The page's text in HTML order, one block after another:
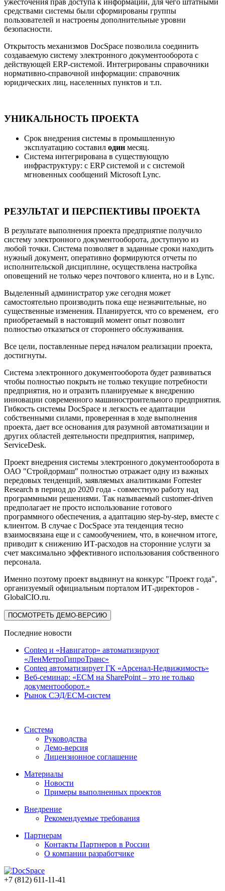
средствами системы были сформированы группы
пользователей и настроены дополнительные уровни
безопасности.
Открытость механизмов DocSpace позволила соединить
создаваемую систему электронного документооборота с
действующей ERP-системой. Интегрированы справочники
нормативно-справочной информации: справочник
юридических лиц, населенных пунктов и т.п.
УНИКАЛЬНОСТЬ ПРОЕКТА
Срок внедрения системы в промышленную
эксплуатацию составил один месяц.
Система интегрирована в существующую
инфраструктуру: с ERP системой и с системой
мгновенных сообщений Microsoft Lync.
РЕЗУЛЬТАТ И ПЕРСПЕКТИВЫ ПРОЕКТА
В результате выполнения проекта предприятие получило
систему электронного документооборота, доступную из
любой точки. Система позволяет в заданные сроки находить
нужный документ, оперативно формируются отчеты по
исполнительской дисциплине, осуществлена настройка
оповещений не только через почтового клиента, но и в Lync.
Выделенный администратор уже сегодня может
самостоятельно производить пока еще незначительные, но
существенные изменения. Планируется, что со временем, его
приобретаемый в настоящий момент опыт позволит
полностью отказаться от стороннего обслуживания.
Все цели, поставленные перед началом реализации проекта,
достигнуты.
Система электронного документооборота будет развиваться
чтобы полностью покрыть не только текущие потребности
предприятия, но и отразить планируемые к внедрению
инновации современного машиностроительного предприятия.
Гибкость системы DocSpace и легкость ее адаптации
собственными силами, проверенная в ходе выполнения
проекта, дает все основания для разумной автоматизации и
других областей деятельности предприятия, например,
ServiceDesk.
Проект внедрения системы электронного документооборота в
ОАО "Стройдормаш" полностью отражает одну из важных
передовых тенденций, заявляемых аналитиками Forrester
Research в период до 2020 года - совместную работу над
программными решениями. Так называемый customer-driven
предполагает не просто использование готового
программного обеспечения, а адаптацию step-by-step, вместе с
клиентом. В случае с DocSpace эта тенденция тесно
взаимосвязана еще и с самообучением, что, в конечном итоге,
приводит к снижению ИТ-расходов на сторонние услуги за
счет максимально эффективного использования собственного
персонала.
Именно поэтому проект выдвинут на конкурс "Проект года",
организуемый официальным порталом ИТ-директоров -
GlobalCIO.ru.
ПОСМОТРЕТЬ ДЕМО-ВЕРСИЮ
Последние новости
Conteq и «Навигатор» автоматизируют
«ЛенМетроГипроТранс»
Conteq автоматизирует ГК «Арсенал-Недвижимость»
Веб-семинар: «ECM на SharePoint – это не только
документооборот.»
Рынок СЭД/ECM-систем
Система
Руководства
Демо-версия
Лицензионное соглашение
Материалы
Новости
Примеры выполненных проектов
Внедрение
Рекомендуемые требования
Партнерам
Контакты Партнеров в России
О компании разработчике
+7 (812) 611-11-41